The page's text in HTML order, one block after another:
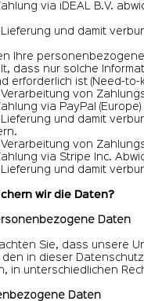
via iDEAL B.V.
Lieferung und damit
Ihre
dass nur solche
erforderlich ist (Need-to-
Verarbeitung von
via PayPal
Lieferung und damit
Verarbeitung von
via Stripe Inc.
Lieferung und damit
wir die Daten?
Daten
Sie, dass unsere
den in dieser
in unterschiedlichen
Daten